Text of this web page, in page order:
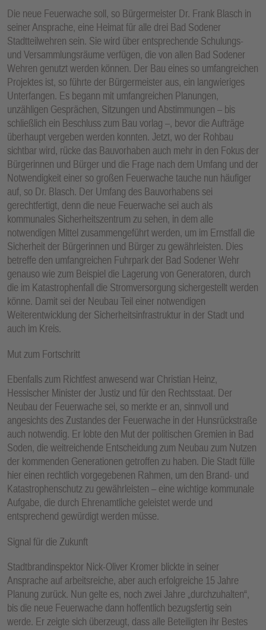
Die neue Feuerwache soll, so Bürgermeister Dr. Frank Blasch in
seiner Ansprache, eine Heimat für alle drei Bad Sodener
Stadtteilwehren sein. Sie wird über entsprechende Schulungs-
und Versammlungsräume verfügen, die von allen Bad Sodener
Wehren genutzt werden können. Der Bau eines so umfangreichen
Projektes ist, so führte der Bürgermeister aus, ein langwieriges
Unterfangen. Es begann mit umfangreichen Planungen,
unzähligen Gesprächen, Sitzungen und Abstimmungen – bis
schließlich ein Beschluss zum Bau vorlag –, bevor die Aufträge
überhaupt vergeben werden konnten. Jetzt, wo der Rohbau
sichtbar wird, rücke das Bauvorhaben auch mehr in den Fokus der
Bürgerinnen und Bürger und die Frage nach dem Umfang und der
Notwendigkeit einer so großen Feuerwache tauche nun häufiger
auf, so Dr. Blasch. Der Umfang des Bauvorhabens sei
gerechtfertigt, denn die neue Feuerwache sei auch als
kommunales Sicherheitszentrum zu sehen, in dem alle
notwendigen Mittel zusammengeführt werden, um im Ernstfall die
Sicherheit der Bürgerinnen und Bürger zu gewährleisten. Dies
betreffe den umfangreichen Fuhrpark der Bad Sodener Wehr
genauso wie zum Beispiel die Lagerung von Generatoren, durch
die im Katastrophenfall die Stromversorgung sichergestellt werden
könne. Damit sei der Neubau Teil einer notwendigen
Weiterentwicklung der Sicherheitsinfrastruktur in der Stadt und
auch im Kreis.
Mut zum Fortschritt
Ebenfalls zum Richtfest anwesend war Christian Heinz,
Hessischer Minister der Justiz und für den Rechtsstaat. Der
Neubau der Feuerwache sei, so merkte er an, sinnvoll und
angesichts des Zustandes der Feuerwache in der Hunsrückstraße
auch notwendig. Er lobte den Mut der politischen Gremien in Bad
Soden, die weitreichende Entscheidung zum Neubau zum Nutzen
der kommenden Generationen getroffen zu haben. Die Stadt fülle
hier einen rechtlich vorgegebenen Rahmen, um den Brand- und
Katastrophenschutz zu gewährleisten – eine wichtige kommunale
Aufgabe, die durch Ehrenamtliche geleistet werde und
entsprechend gewürdigt werden müsse.
Signal für die Zukunft
Stadtbrandinspektor Nick-Oliver Kromer blickte in seiner
Ansprache auf arbeitsreiche, aber auch erfolgreiche 15 Jahre
Planung zurück. Nun gelte es, noch zwei Jahre „durchzuhalten“,
bis die neue Feuerwache dann hoffentlich bezugsfertig sein
werde. Er zeigte sich überzeugt, dass alle Beteiligten ihr Bestes